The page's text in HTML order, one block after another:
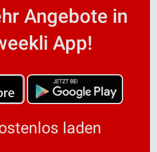
Angebote in
App!
laden